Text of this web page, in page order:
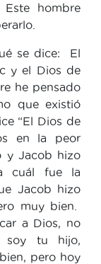
hombre
se dice: El
y el Dios de
he pensado
que existió
“El Dios de
en la peor
y Jacob hizo
cuál fue la
Jacob hizo
muy bien.
a Dios, no
soy tu hijo,
pero hoy